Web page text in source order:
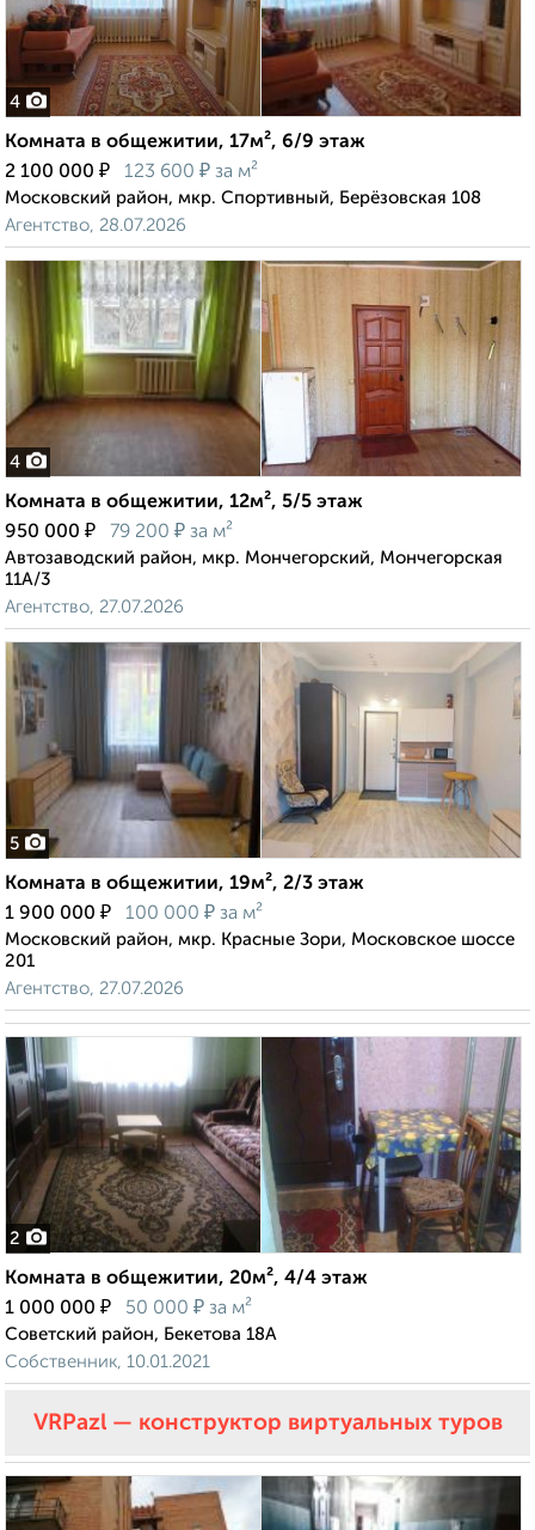
4
Комната в общежитии, 17м², 6/9 этаж
2 100 000 ₽ 123 600 ₽ за м²
Московский район, мкр. Спортивный, Берёзовская 108
Агентство, 28.07.2026
4
Комната в общежитии, 12м², 5/5 этаж
950 000 ₽ 79 200 ₽ за м²
Автозаводский район, мкр. Мончегорский, Мончегорская
11А/3
Агентство, 27.07.2026
5
Комната в общежитии, 19м², 2/3 этаж
1 900 000 ₽ 100 000 ₽ за м²
Московский район, мкр. Красные Зори, Московское шоссе
201
Агентство, 27.07.2026
2
Комната в общежитии, 20м², 4/4 этаж
1 000 000 ₽ 50 000 ₽ за м²
Советский район, Бекетова 18А
Собственник, 10.01.2021
VRPazl — конструктор виртуальных туров